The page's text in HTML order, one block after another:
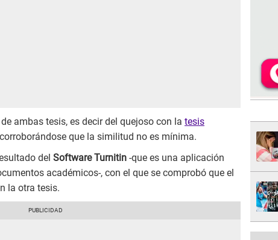
ambas tesis, es decir del quejoso con la tesis
que la similitud no es mínima.
del Software Turnitin -que es una aplicación
académicos-, con el que se comprobó que el
la otra tesis.